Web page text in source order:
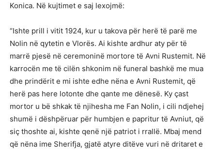
Konica. Në kujtimet e saj lexojmë:
“Ishte prill i vitit 1924, kur u takova për herë të parë me
Nolin në qytetin e Vlorës. Ai kishte ardhur aty për të
marrë pjesë në ceremoninë mortore të Avni Rustemit. Në
karrocën me të cilën shkonim në funeral bashkë me mua
dhe prindërit e mi ishte edhe nëna e Avni Rustemit, që
herë pas here lotonte dhe qante me dënesë. Ky çast
mortor u bë shkak të njihesha me Fan Nolin, i cili ndjehej
shumë i dëshpëruar për humbjen e papritur të Avniut, që
siç thoshte ai, kishte qenë një patriot i rrallë. Mbaj mend
që nëna ime Sherifja, gjatë atyre ditëve vuri në dritaret e